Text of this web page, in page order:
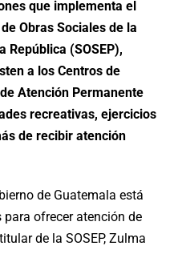
que implementa el
Obras Sociales de la
República (SOSEP),
a los Centros de
Atención Permanente
recreativas, ejercicios
de recibir atención
de Guatemala está
ofrecer atención de
de la SOSEP, Zulma